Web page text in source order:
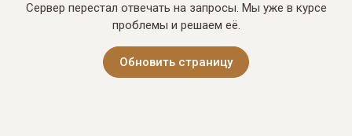
Сервер перестал отвечать на запросы. Мы уже в курсе
проблемы и решаем её.
Обновить страницу